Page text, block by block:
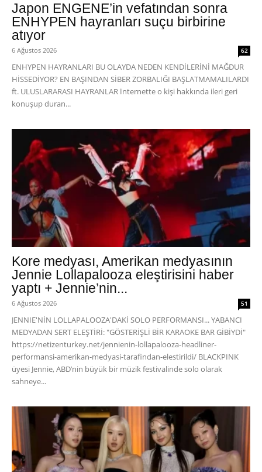
Japon ENGENE’in vefatından sonra
ENHYPEN hayranları suçu birbirine
atıyor
6 Ağustos 2026 62
ENHYPEN HAYRANLARI BU OLAYDA NEDEN KENDİLERİNİ MAĞDUR
HİSSEDİYOR? EN BAŞINDAN SİBER ZORBALIĞI BAŞLATMAMALILARDI
ft. ULUSLARARASI HAYRANLAR İnternette o kişi hakkında ileri geri
konuşup duran...
Kore medyası, Amerikan medyasının
Jennie Lollapalooza eleştirisini haber
yaptı + Jennie’nin...
6 Ağustos 2026 51
JENNIE'NİN LOLLAPALOOZA'DAKİ SOLO PERFORMANSI... YABANCI
MEDYADAN SERT ELEŞTİRİ: "GÖSTERİŞLİ BİR KARAOKE BAR GİBİYDİ"
https://netizenturkey.net/jennienin-lollapalooza-headliner-
performansi-amerikan-medyasi-tarafindan-elestirildi/ BLACKPINK
üyesi Jennie, ABD’nin büyük bir müzik festivalinde solo olarak
sahneye...